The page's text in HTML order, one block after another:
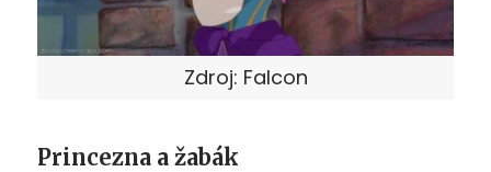
Zdroj: Falcon
Princezna a žabák